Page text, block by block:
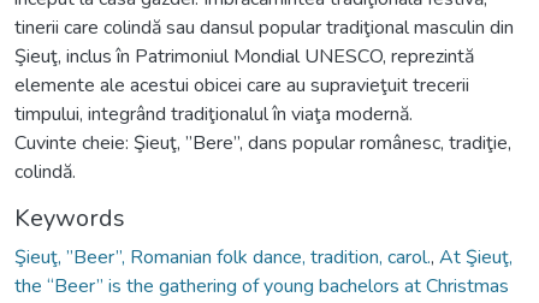
tinerii care colindă sau dansul popular tradiţional masculin din
Şieuţ, inclus în Patrimoniul Mondial UNESCO, reprezintă
elemente ale acestui obicei care au supravieţuit trecerii
timpului, integrând tradiţionalul în viaţa modernă.
Cuvinte cheie: Şieuţ, ”Bere”, dans popular românesc, tradiţie,
colindă.
Keywords
Şieuţ, ”Beer”, Romanian folk dance, tradition, carol., At Şieuţ,
the “Beer” is the gathering of young bachelors at Christmas